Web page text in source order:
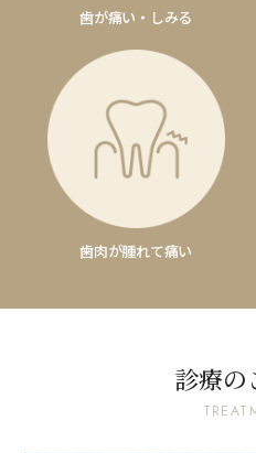
歯が痛い・しみる
歯肉が腫れて痛い
診療の